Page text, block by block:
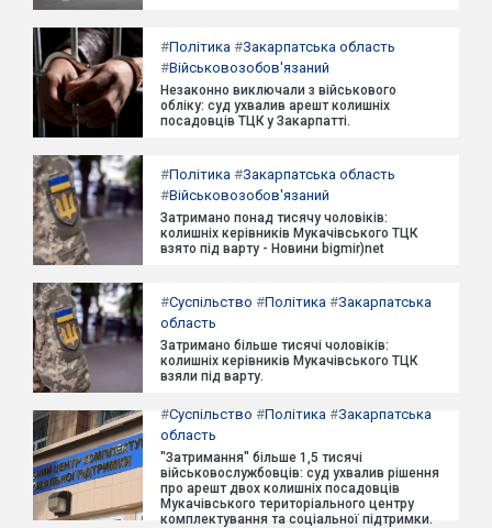
#Політика #Закарпатська область
#Військовозобов'язаний
Незаконно виключали з військового
обліку: суд ухвалив арешт колишніх
посадовців ТЦК у Закарпатті.
#Політика #Закарпатська область
#Військовозобов'язаний
Затримано понад тисячу чоловіків:
колишніх керівників Мукачівського ТЦК
взято під варту - Новини bigmir)net
#Суспільство #Політика #Закарпатська
область
Затримано більше тисячі чоловіків:
колишніх керівників Мукачівського ТЦК
взяли під варту.
#Суспільство #Політика #Закарпатська
область
"Затримання" більше 1,5 тисячі
військовослужбовців: суд ухвалив рішення
про арешт двох колишніх посадовців
Мукачівського територіального центру
комплектування та соціальної підтримки.